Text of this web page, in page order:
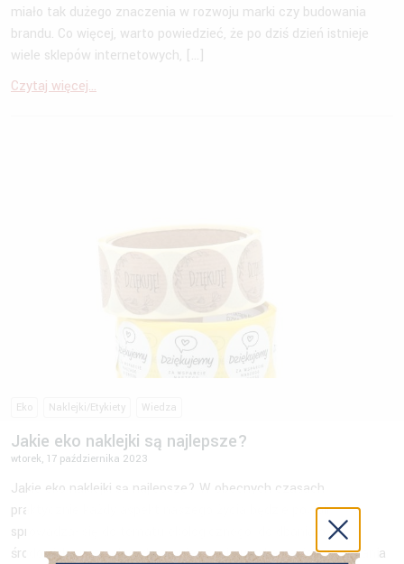
miało tak dużego znaczenia w rozwoju marki czy budowania
brandu. Co więcej, warto powiedzieć, że po dziś dzień istnieje
wiele sklepów internetowych, […]
Czytaj więcej...
Eko Naklejki/Etykiety Wiedza
Jakie eko naklejki są najlepsze?
wtorek, 17 października 2023
Jakie eko naklejki są najlepsze? W obecnych czasach
praktycznie każdy aspekt naszego życia będzie powoli
sprowadzał się do tematu ekologicznego, do dbania o
środowisko naturalne, do zmniejszania ryzyka zanieczyszczania